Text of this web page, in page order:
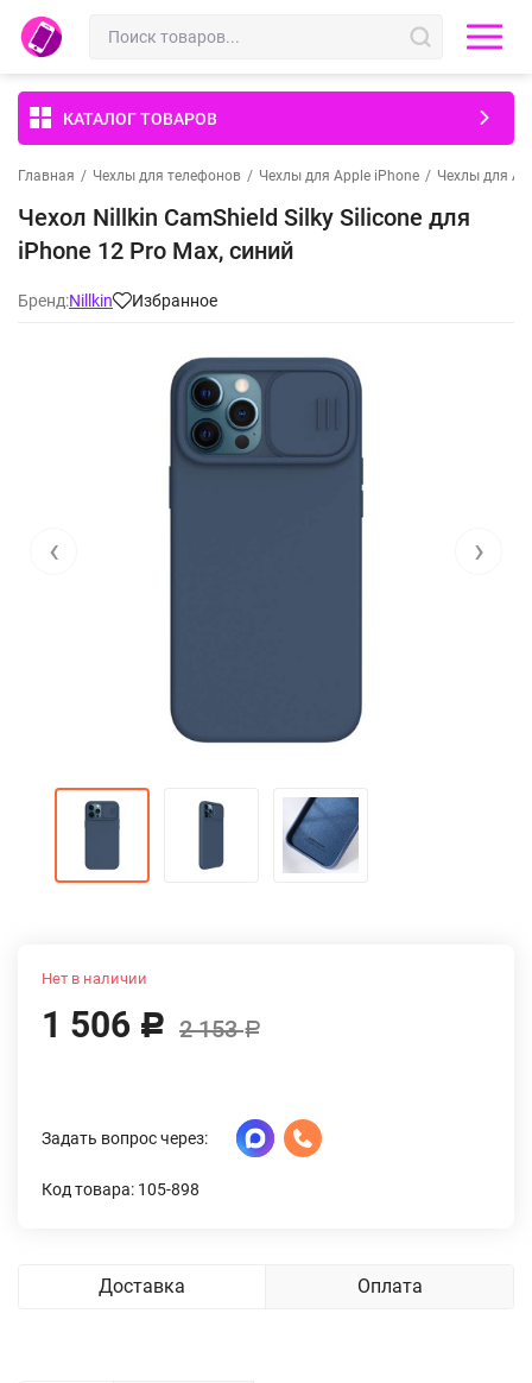
КАТАЛОГ ТОВАРОВ
Главная / Чехлы для телефонов / Чехлы для Apple iPhone / Чехлы для
Чехол Nillkin CamShield Silky Silicone для
iPhone 12 Pro Max, синий
Бренд:Nillkin Избранное
‹ ›
Нет в наличии
1 506 Р 2 153Р
Задать вопрос через:
Код товара: 105-898
Доставка Оплата